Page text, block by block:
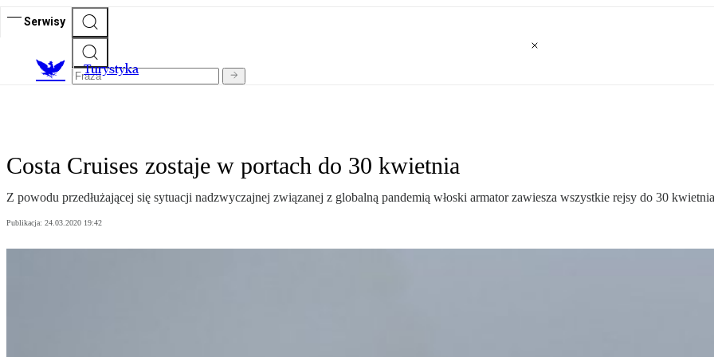
Serwisy
Turystyka
Costa Cruises zostaje w portach do 30 kwietnia
Z powodu przedłużającej się sytuacji nadzwyczajnej związanej z globalną pandemią włoski armator zawiesza wszystkie rejsy do 30
Publikacja: 24.03.2020 19:42